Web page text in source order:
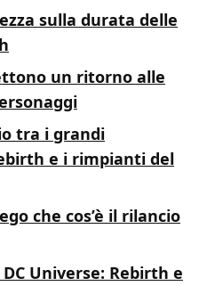
sulla durata delle
un ritorno alle
tra i grandi
e i rimpianti del
che cos’è il rilancio
Universe: Rebirth e